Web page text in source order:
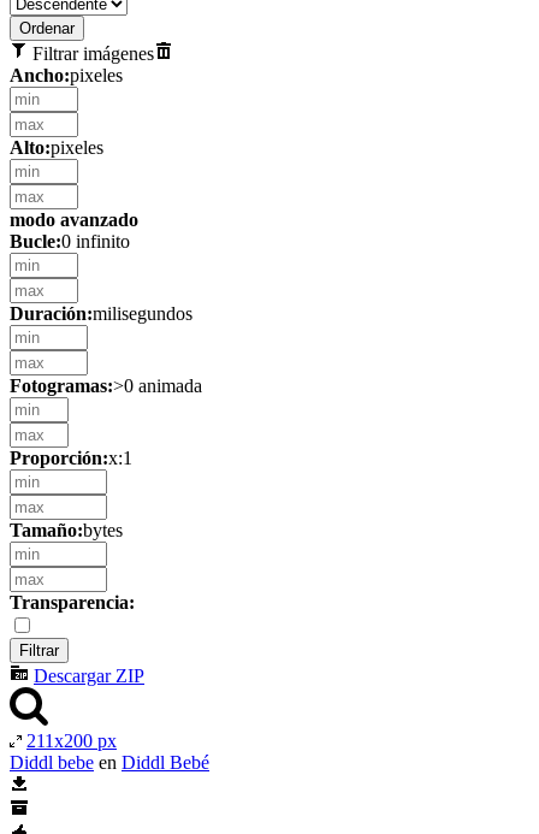
Filtrar imágenes
Ancho:pixeles
Alto:pixeles
modo avanzado
Bucle:0 infinito
Duración:milisegundos
Fotogramas:>0 animada
Proporción:x:1
Tamaño:bytes
Transparencia:
Descargar ZIP
211x200 px
Diddl bebe en Diddl Bebé